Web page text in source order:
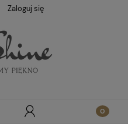
Zaloguj się